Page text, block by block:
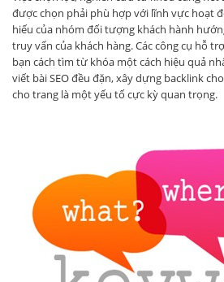
được chọn phải phù hợp với lĩnh vực hoạt
hiếu của nhóm đối tượng khách hành
truy vấn của khách hàng. Các công cụ hỗ
bạn cách tìm từ khóa một cách hiệu quả
viết bài SEO đều đặn, xây dựng backlink
cho trang là một yếu tố cực kỳ quan trọng.